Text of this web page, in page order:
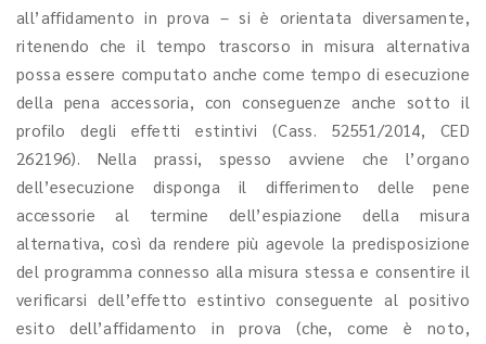
all’affidamento in prova – si è orientata diversamente,
ritenendo che il tempo trascorso in misura alternativa
possa essere computato anche come tempo di esecuzione
della pena accessoria, con conseguenze anche sotto il
profilo degli effetti estintivi (Cass. 52551/2014, CED
262196). Nella prassi, spesso avviene che l’organo
dell’esecuzione disponga il differimento delle pene
accessorie al termine dell’espiazione della misura
alternativa, così da rendere più agevole la predisposizione
del programma connesso alla misura stessa e consentire il
verificarsi dell’effetto estintivo conseguente al positivo
esito dell’affidamento in prova (che, come è noto,